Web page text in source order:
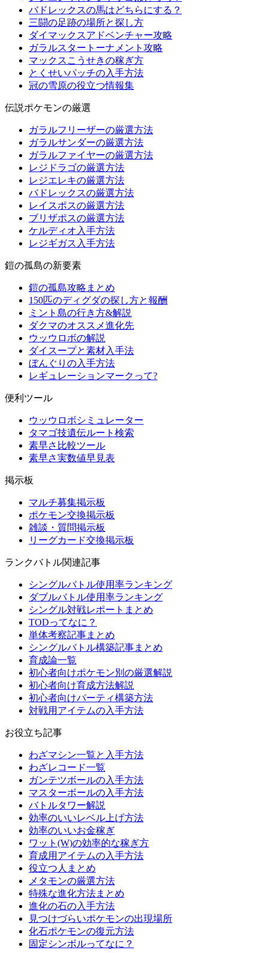
バドレックスの馬はどちらにする？
三闘の足跡の場所と探し方
ダイマックスアドベンチャー攻略
ガラルスタートーナメント攻略
マックスこうせきの稼ぎ方
とくせいパッチの入手方法
冠の雪原の役立つ情報集
伝説ポケモンの厳選
ガラルフリーザーの厳選方法
ガラルサンダーの厳選方法
ガラルファイヤーの厳選方法
レジドラゴの厳選方法
レジエレキの厳選方法
バドレックスの厳選方法
レイスポスの厳選方法
ブリザポスの厳選方法
ケルディオ入手方法
レジギガス入手方法
鎧の孤島の新要素
鎧の孤島攻略まとめ
150匹のディグダの探し方と報酬
ミント島の行き方&解説
ダクマのオススメ進化先
ウッウロボの解説
ダイスープと素材入手法
ぼんぐりの入手方法
レギュレーションマークって?
便利ツール
ウッウロボシミュレーター
タマゴ技遺伝ルート検索
素早さ比較ツール
素早さ実数値早見表
掲示板
マルチ募集掲示板
ポケモン交換掲示板
雑談・質問掲示板
リーグカード交換掲示板
ランクバトル関連記事
シングルバトル使用率ランキング
ダブルバトル使用率ランキング
シングル対戦レポートまとめ
TODってなに？
単体考察記事まとめ
シングルバトル構築記事まとめ
育成論一覧
初心者向けポケモン別の厳選解説
初心者向け育成方法解説
初心者向けパーティ構築方法
対戦用アイテムの入手方法
お役立ち記事
わざマシン一覧と入手方法
わざレコード一覧
ガンテツボールの入手方法
マスターボールの入手方法
バトルタワー解説
効率のいいレベル上げ方法
効率のいいお金稼ぎ
ワット(W)の効率的な稼ぎ方
育成用アイテムの入手方法
役立つ人まとめ
メタモンの厳選方法
特殊な進化方法まとめ
進化の石の入手方法
見つけづらいポケモンの出現場所
化石ポケモンの復元方法
固定シンボルってなに？